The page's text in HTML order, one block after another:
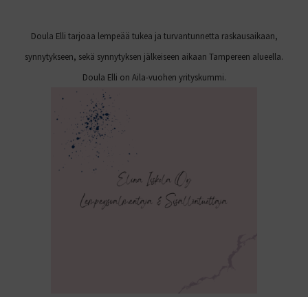
Doula Elli tarjoaa lempeää tukea ja turvantunnetta raskausaikaan,
synnytykseen, sekä synnytyksen jälkeiseen aikaan Tampereen alueella.
Doula Elli on Aila-vuohen yrityskummi.